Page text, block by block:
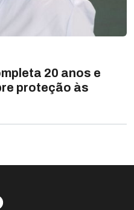
20 anos e
proteção às